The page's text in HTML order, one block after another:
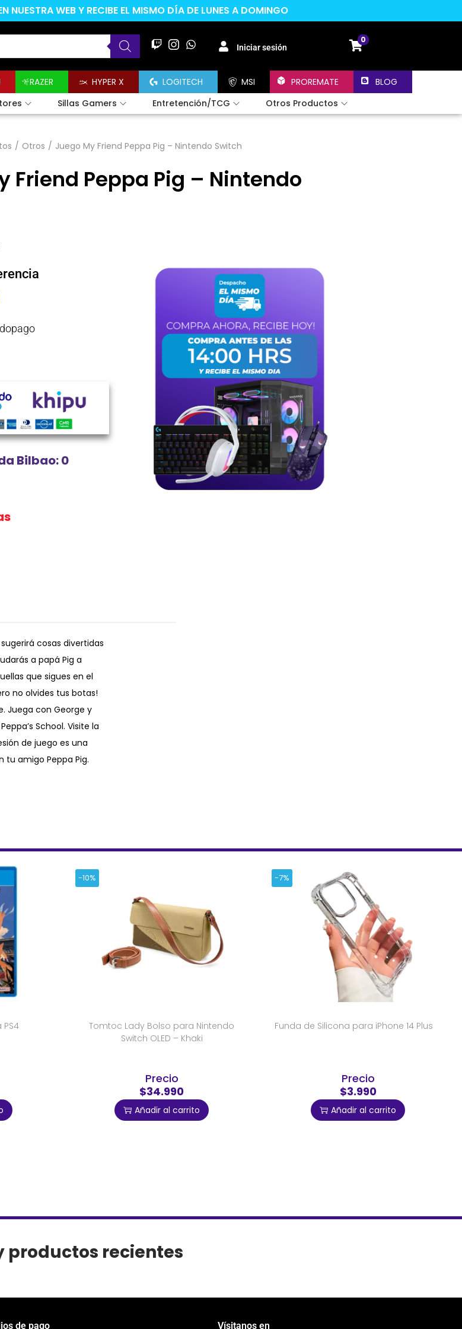
NUESTRA WEB Y RECIBE EL MISMO DÍA DE LUNES A DOMINGO
Iniciar sesión
0
RAZER HYPER X LOGITECH MSI PROREMATE
BLOG
Sillas Gamers Entretención/TCG Otros Productos
/ Otros / Juego My Friend Peppa Pig – Nintendo Switch
Friend Peppa Pig – Nintendo
Bilbao: 0
cosas divertidas
a papá Pig a
que sigues en el
no olvides tus botas!
Juega con George y
School. Visite la
de juego es una
tu amigo Peppa Pig.
-10%
Tomtoc Lady Bolso para Nintendo
Switch OLED – Khaki
Precio
$34.990
Añadir al carrito
-7%
Funda de Silicona para iPhone 14 Plus
Precio
$3.990
Añadir al carrito
productos recientes
de pago Vísitanos en